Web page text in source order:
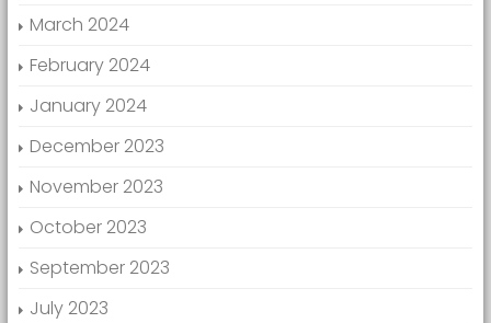
March 2024
February 2024
January 2024
December 2023
November 2023
October 2023
September 2023
July 2023